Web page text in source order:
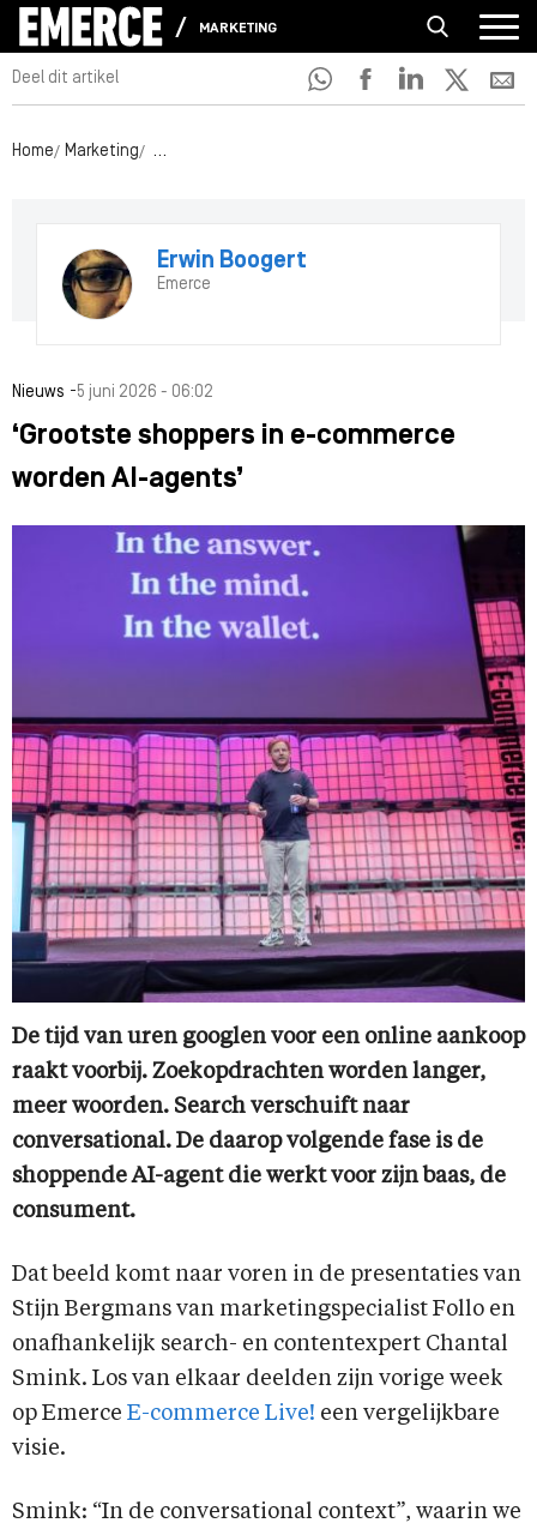
MARKETING
Deel dit artikel
Home Marketing ‘Grootste shoppers in e-commerce worden AI-
Erwin Boogert
Emerce
Nieuws -5 juni 2026 - 06:02
‘Grootste shoppers in e-commerce
worden AI-agents’
De tijd van uren googlen voor een online aankoop
raakt voorbij. Zoekopdrachten worden langer,
meer woorden. Search verschuift naar
conversational. De daarop volgende fase is de
shoppende AI-agent die werkt voor zijn baas, de
consument.
Dat beeld komt naar voren in de presentaties van
Stijn Bergmans van marketingspecialist Follo en
onafhankelijk search- en contentexpert Chantal
Smink. Los van elkaar deelden zijn vorige week
op Emerce E-commerce Live! een vergelijkbare
visie.
Smink: “In de conversational context”, waarin we